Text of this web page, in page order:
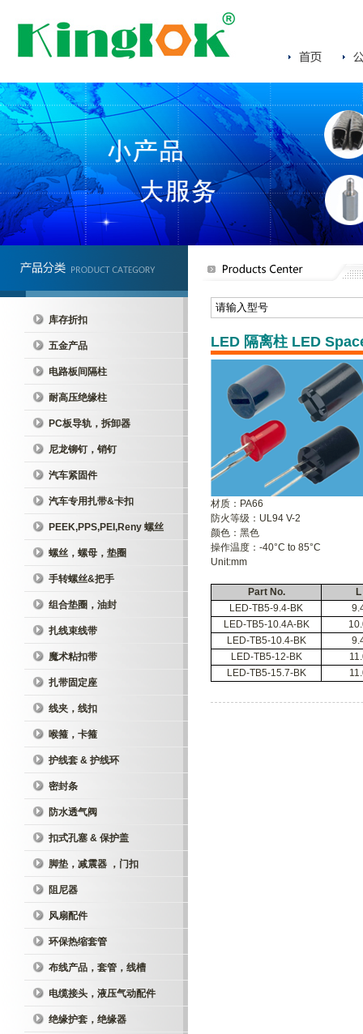
库存折扣
五金产品
电路板间隔柱
耐高压绝缘柱
PC板导轨，拆卸器
尼龙铆钉，销钉
汽车紧固件
汽车专用扎带&卡扣
PEEK,PPS,PEI,Reny 螺丝
螺丝，螺母，垫圈
手转螺丝&把手
组合垫圈，油封
扎线束线带
魔术粘扣带
扎带固定座
线夹，线扣
喉箍，卡箍
护线套 & 护线环
密封条
防水透气阀
扣式孔塞 & 保护盖
脚垫，减震器 ，门扣
阻尼器
风扇配件
环保热缩套管
布线产品，套管，线槽
电缆接头，液压气动配件
绝缘护套，绝缘器
LED 隔离柱 LED
材质：PA66
防火等级：UL94 V-2
颜色：黑色
操作温度：-40°C to 85°C
Unit:mm
Part No.
L
LED-TB5-9.4-BK
LED-TB5-10.4A-BK
LED-TB5-10.4-BK
LED-TB5-12-BK
LED-TB5-15.7-BK